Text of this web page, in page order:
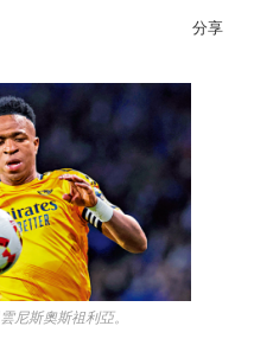
分享
斯奧斯祖利亞。